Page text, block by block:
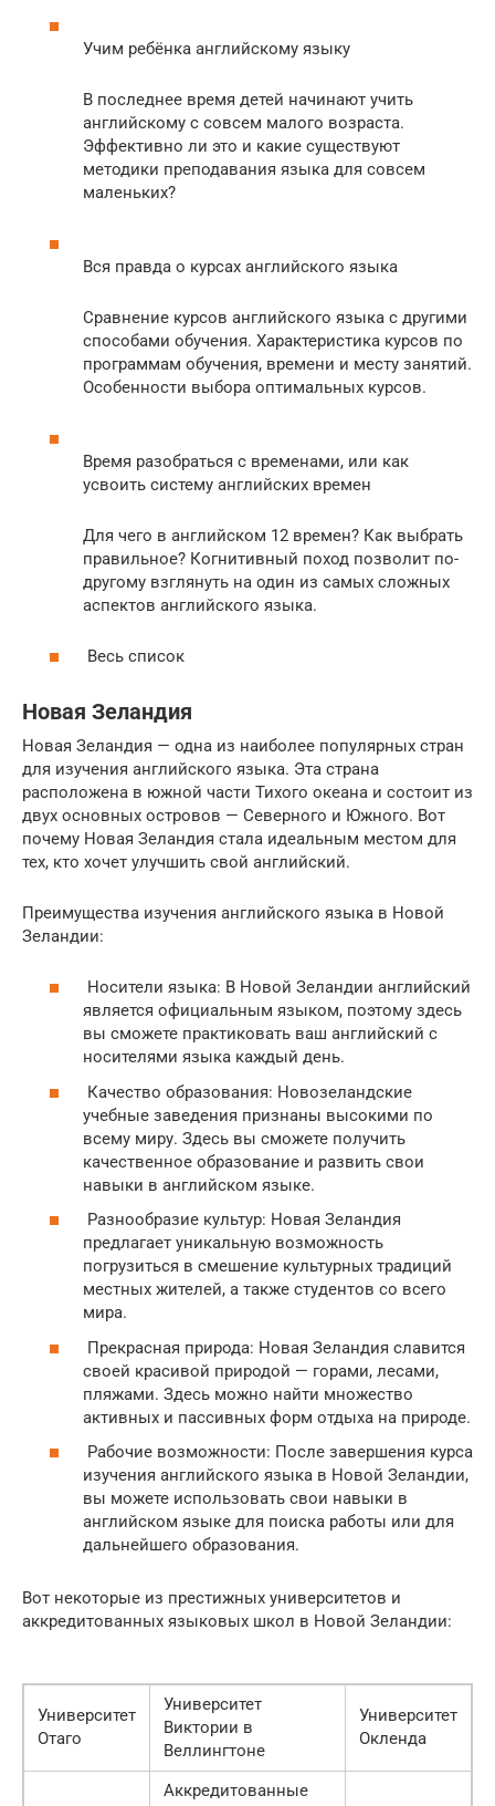
Учим ребёнка английскому языку
В последнее время детей начинают учить
английскому с совсем малого возраста.
Эффективно ли это и какие существуют
методики преподавания языка для совсем
маленьких?
Вся правда о курсах английского языка
Сравнение курсов английского языка с другими
способами обучения. Характеристика курсов по
программам обучения, времени и месту занятий.
Особенности выбора оптимальных курсов.
Время разобраться с временами, или как
усвоить систему английских времен
Для чего в английском 12 времен? Как выбрать
правильное? Когнитивный поход позволит по-
другому взглянуть на один из самых сложных
аспектов английского языка.
Весь список
Новая Зеландия
Новая Зеландия — одна из наиболее популярных стран
для изучения английского языка. Эта страна
расположена в южной части Тихого океана и состоит из
двух основных островов — Северного и Южного. Вот
почему Новая Зеландия стала идеальным местом для
тех, кто хочет улучшить свой английский.
Преимущества изучения английского языка в Новой
Зеландии:
Носители языка: В Новой Зеландии английский
является официальным языком, поэтому здесь
вы сможете практиковать ваш английский с
носителями языка каждый день.
Качество образования: Новозеландские
учебные заведения признаны высокими по
всему миру. Здесь вы сможете получить
качественное образование и развить свои
навыки в английском языке.
Разнообразие культур: Новая Зеландия
предлагает уникальную возможность
погрузиться в смешение культурных традиций
местных жителей, а также студентов со всего
мира.
Прекрасная природа: Новая Зеландия славится
своей красивой природой — горами, лесами,
пляжами. Здесь можно найти множество
активных и пассивных форм отдыха на природе.
Рабочие возможности: После завершения курса
изучения английского языка в Новой Зеландии,
вы можете использовать свои навыки в
английском языке для поиска работы или для
дальнейшего образования.
Вот некоторые из престижных университетов и
аккредитованных языковых школ в Новой Зеландии:
Университет
Отаго
Университет
Виктории в
Веллингтоне
Университет
Окленда
Аккредитованные